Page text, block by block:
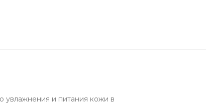
увлажнения и питания кожи в